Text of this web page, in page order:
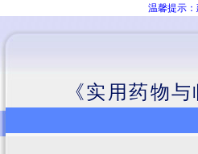
温馨提示
《实用药物